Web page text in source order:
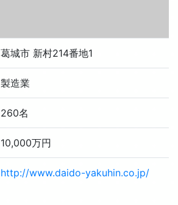
葛城市 新村214番地1
製造業
260名
10,000万円
http://www.daido-yakuhin.co.jp/